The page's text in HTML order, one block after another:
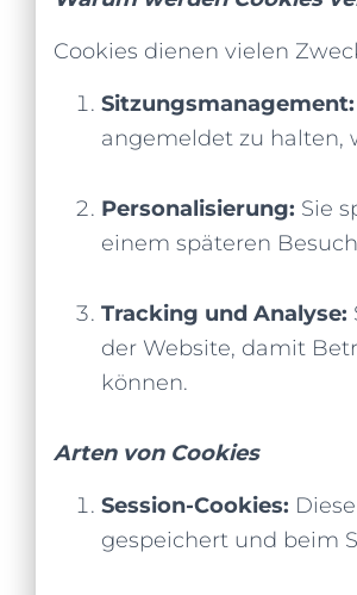
Cookies dienen vielen
Sitzungsmanagement:
angemeldet zu halten,
Personalisierung: Sie
einem späteren
Tracking und Analyse:
der Website, damit
können.
Arten von Cookies
Session-Cookies:
gespeichert und beim